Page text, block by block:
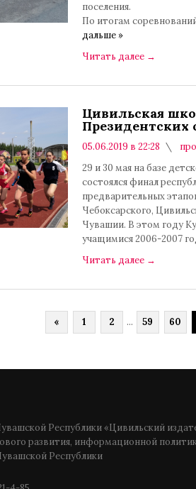
поселения.
По итогам
дальше »
Читать далее →
Цивильская
Президентских
05.06.2019 в 22:28
29 и 30 мая на базе
состоялся финал
предварительных
Чебоксарского,
Чувашии. В этом году
учащимися 2006-2007
Читать далее →
« 1 2 ... 59 60
Республики «Цивильский
развития, информационной
Республики